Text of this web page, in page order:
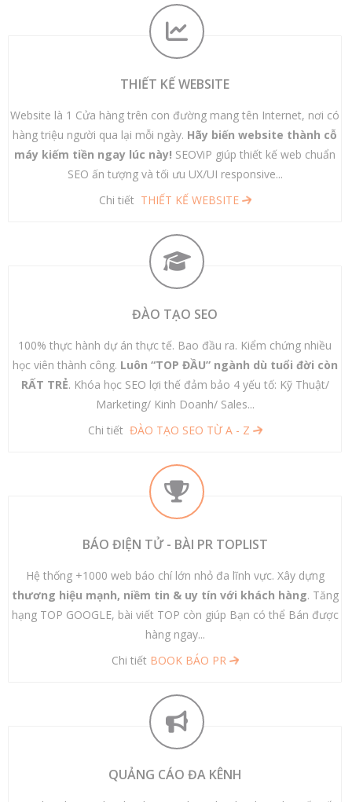
THIẾT KẾ WEBSITE
Website là 1 Cửa hàng trên con đường mang tên Internet, nơi có
hàng triệu người qua lại mỗi ngày. Hãy biến website thành cỗ
máy kiếm tiền ngay lúc này! SEOViP giúp thiết kế web chuẩn
SEO ấn tượng và tối ưu UX/UI responsive...
Chi tiết THIẾT KẾ WEBSITE
ĐÀO TẠO SEO
100% thực hành dự án thực tế. Bao đầu ra. Kiểm chứng nhiều
học viên thành công. Luôn “TOP ĐẦU” ngành dù tuổi đời còn
RẤT TRẺ. Khóa học SEO lợi thế đảm bảo 4 yếu tố: Kỹ Thuật/
Marketing/ Kinh Doanh/ Sales...
Chi tiết ĐÀO TẠO SEO TỪ A - Z
BÁO ĐIỆN TỬ - BÀI PR TOPLIST
Hệ thống +1000 web báo chí lớn nhỏ đa lĩnh vực. Xây dựng
thương hiệu mạnh, niềm tin & uy tín với khách hàng. Tăng
hạng TOP GOOGLE, bài viết TOP còn giúp Bạn có thể Bán được
hàng ngay...
Chi tiết BOOK BÁO PR
QUẢNG CÁO ĐA KÊNH